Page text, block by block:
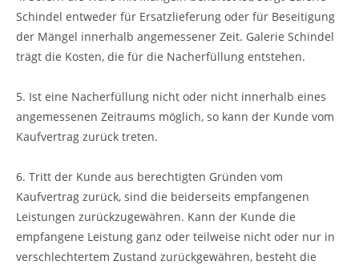
Schindel entweder für Ersatzlieferung oder für Beseitigung
der Mängel innerhalb angemessener Zeit. Galerie Schindel
trägt die Kosten, die für die Nacherfüllung entstehen.
5. Ist eine Nacherfüllung nicht oder nicht innerhalb eines
angemessenen Zeitraums möglich, so kann der Kunde vom
Kaufvertrag zurück treten.
6. Tritt der Kunde aus berechtigten Gründen vom
Kaufvertrag zurück, sind die beiderseits empfangenen
Leistungen zurückzugewähren. Kann der Kunde die
empfangene Leistung ganz oder teilweise nicht oder nur in
verschlechtertem Zustand zurückgewähren, besteht die